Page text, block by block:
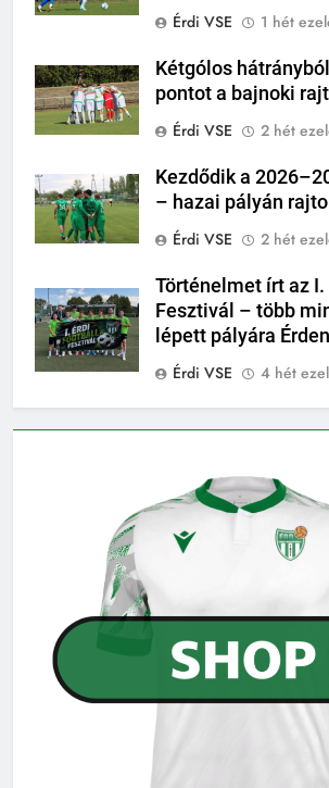
Érdi VSE
1 hét
Kétgólos
pontot a bajnoki
Érdi VSE
2 hét
Kezdődik a
– hazai pályán
Érdi VSE
2 hét
Történelmet írt az I.
Fesztivál – több
lépett pályára Érden
Érdi VSE
4 hét